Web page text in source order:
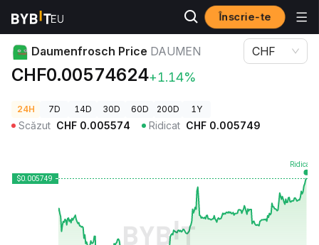
Înscrie-te
Prețuri Crypto Daumenfrosch Price DAUMEN
Daumenfrosch Price DAUMEN
CHF0.00574624+1.14%
CHF
24H 7D 14D 30D 60D 200D 1Y
Scăzut CHF 0.005574 Ridicat CHF 0.005749